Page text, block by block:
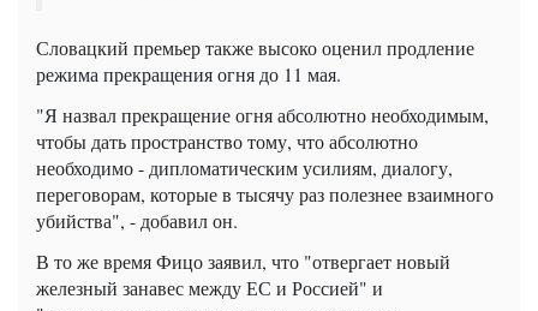
Словацкий премьер также высоко оценил продление
режима прекращения огня до 11 мая.
"Я назвал прекращение огня абсолютно необходимым,
чтобы дать пространство тому, что абсолютно
необходимо - дипломатическим усилиям, диалогу,
переговорам, которые в тысячу раз полезнее взаимного
убийства", - добавил он.
В то же время Фицо заявил, что "отвергает новый
железный занавес между ЕС и Россией" и